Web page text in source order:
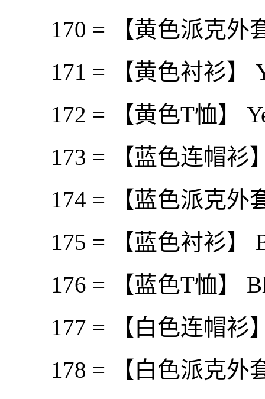
170 = 【黄色派克外套
171 = 【黄色衬衫】
172 = 【黄色T恤】
173 = 【蓝色连帽衫
174 = 【蓝色派克外套
175 = 【蓝色衬衫】
176 = 【蓝色T恤】
177 = 【白色连帽衫
178 = 【白色派克外套